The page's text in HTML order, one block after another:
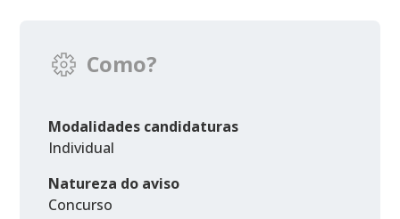
Como?
Modalidades candidaturas
Individual
Natureza do aviso
Concurso